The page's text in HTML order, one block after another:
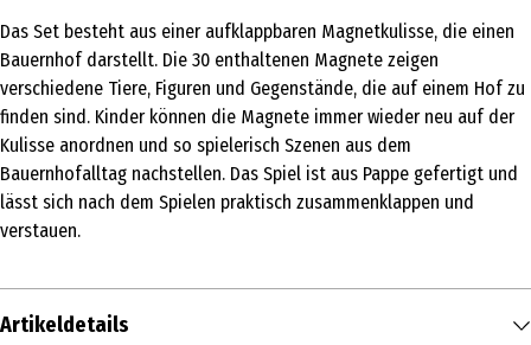
Das Set besteht aus einer aufklappbaren Magnetkulisse, die einen
Bauernhof darstellt. Die 30 enthaltenen Magnete zeigen
verschiedene Tiere, Figuren und Gegenstände, die auf einem Hof zu
finden sind. Kinder können die Magnete immer wieder neu auf der
Kulisse anordnen und so spielerisch Szenen aus dem
Bauernhofalltag nachstellen. Das Spiel ist aus Pappe gefertigt und
lässt sich nach dem Spielen praktisch zusammenklappen und
verstauen.
Artikeldetails